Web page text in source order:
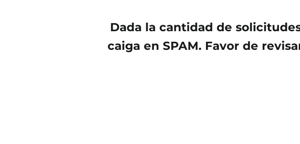
Dada la cantidad de
caiga en SPAM. Favor de